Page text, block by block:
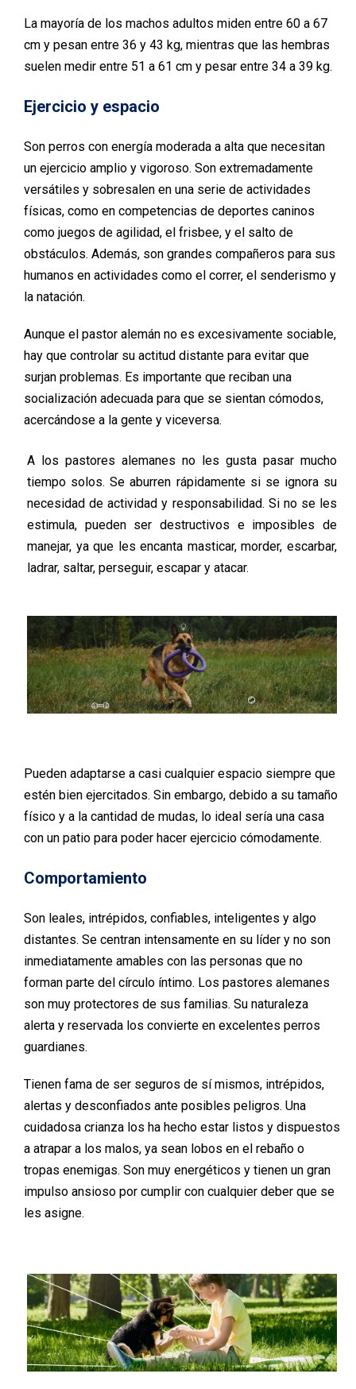
La mayoría de los machos adultos miden entre 60 a 67
cm y pesan entre 36 y 43 kg, mientras que las hembras
suelen medir entre 51 a 61 cm y pesar entre 34 a 39 kg.
Ejercicio y espacio
Son perros con energía moderada a alta que necesitan
un ejercicio amplio y vigoroso. Son extremadamente
versátiles y sobresalen en una serie de actividades
físicas, como en competencias de deportes caninos
como juegos de agilidad, el frisbee, y el salto de
obstáculos. Además, son grandes compañeros para sus
humanos en actividades como el correr, el senderismo y
la natación.
Aunque el pastor alemán no es excesivamente sociable,
hay que controlar su actitud distante para evitar que
surjan problemas. Es importante que reciban una
socialización adecuada para que se sientan cómodos,
acercándose a la gente y viceversa.
A los pastores alemanes no les gusta pasar mucho
tiempo solos. Se aburren rápidamente si se ignora su
necesidad de actividad y responsabilidad. Si no se les
estimula, pueden ser destructivos e imposibles de
manejar, ya que les encanta masticar, morder, escarbar,
ladrar, saltar, perseguir, escapar y atacar.
Pueden adaptarse a casi cualquier espacio siempre que
estén bien ejercitados. Sin embargo, debido a su tamaño
físico y a la cantidad de mudas, lo ideal sería una casa
con un patio para poder hacer ejercicio cómodamente.
Comportamiento
Son leales, intrépidos, confiables, inteligentes y algo
distantes. Se centran intensamente en su líder y no son
inmediatamente amables con las personas que no
forman parte del círculo íntimo. Los pastores alemanes
son muy protectores de sus familias. Su naturaleza
alerta y reservada los convierte en excelentes perros
guardianes.
Tienen fama de ser seguros de sí mismos, intrépidos,
alertas y desconfiados ante posibles peligros. Una
cuidadosa crianza los ha hecho estar listos y dispuestos
a atrapar a los malos, ya sean lobos en el rebaño o
tropas enemigas. Son muy energéticos y tienen un gran
impulso ansioso por cumplir con cualquier deber que se
les asigne.